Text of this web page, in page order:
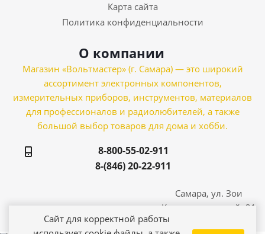
Карта сайта
Политика конфиденциальности
О компании
Магазин «Вольтмастер» (г. Самара) — это широкий
ассортимент электронных компонентов,
измерительных приборов, инструментов, материалов
для профессионалов и радиолюбителей, а также
большой выбор товаров для дома и хобби.
8-800-55-02-911
8-(846) 20-22-911
Самара, ул. Зои
Космодемьянской, 21
Сайт для корректной работы